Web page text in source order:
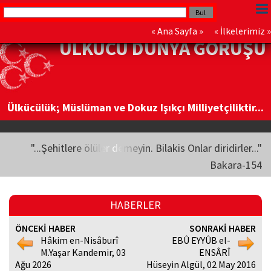
« Ana Sayfa » « İlkelerimiz »
ÜLKÜCÜ DÜNYA GÖRÜŞÜ
Ülkücülük; Müslüman ve Dokuz Işıkçı Milliyetçiliktir...
"...Şehitlere ölüler demeyin. Bilakis Onlar diridirler..."
Bakara-154
HABERLER
ÖNCEKİ HABER
Hâkim en-Nisâburî
M.Yaşar Kandemir, 03
Ağu 2026
SONRAKİ HABER
EBÛ EYYÛB el-
ENSÂRÎ
Hüseyin Algül, 02 May 2016